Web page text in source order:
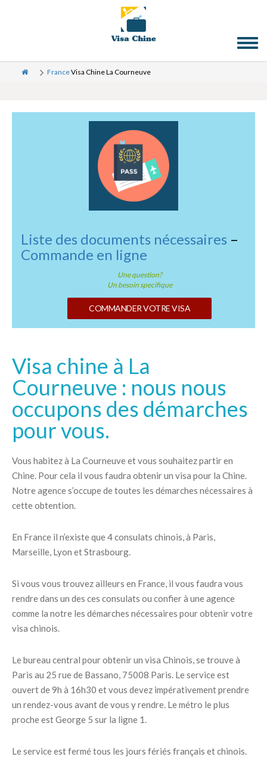
FranceVisa Chine La Courneuve
Liste des documents nécessaires –
Commande en ligne
Une question?
Un besoin specifique
COMMANDER VOTRE VISA
Visa chine à La
Courneuve : nous nous
occupons des démarches
pour vous.
Vous habitez à La Courneuve et vous souhaitez partir en
Chine. Pour cela il vous faudra obtenir un visa pour la Chine.
Notre agence s’occupe de toutes les démarches nécessaires à
cette obtention.
En France il n’existe que 4 consulats chinois, à Paris,
Marseille, Lyon et Strasbourg.
Si vous vous trouvez ailleurs en France, il vous faudra vous
rendre dans un des ces consulats ou confier à une agence
comme la notre les démarches nécessaires pour obtenir votre
visa chinois.
Le bureau central pour obtenir un visa Chinois, se trouve à
Paris au 25 rue de Bassano, 75008 Paris. Le service est
ouvert de 9h à 16h30 et vous devez impérativement prendre
un rendez-vous avant de vous y rendre. Le métro le plus
proche est George 5 sur la ligne 1.
Le service est fermé tous les jours fériés français et chinois.